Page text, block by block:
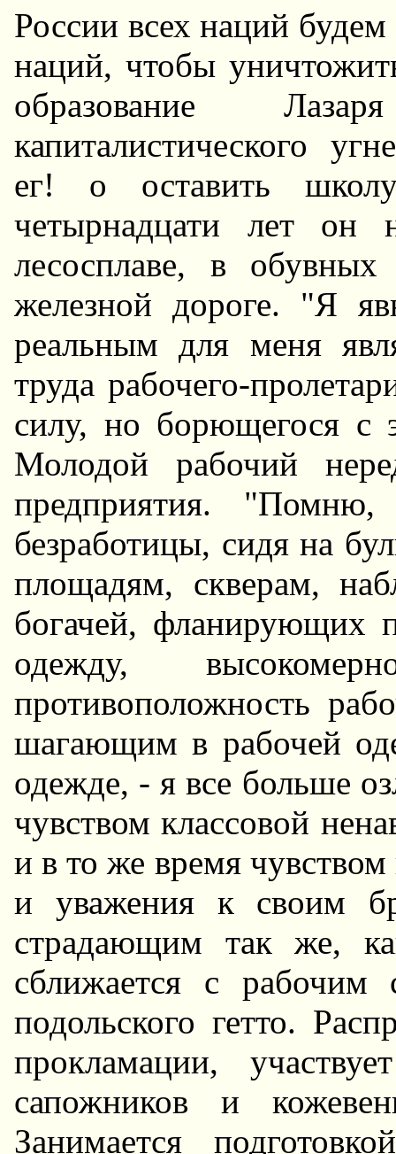
России всех наций будем
наций, чтобы
образование
капиталистического
ег! о оставить
четырнадцати лет он
лесосплаве, в
железной дороге. "Я
реальным для меня
труда рабочего-
силу, но борющегося с
Молодой рабочий
предприятия.
безработицы, сидя на
площадям, скверам,
богачей, фланирующих
одежду,
противоположность
шагающим в рабочей
одежде, - я все больше
чувством классовой
и в то же время
и уважения к своим
страдающим так же,
сближается с рабочим
подольского гетто.
прокламации,
сапожников и
Занимается